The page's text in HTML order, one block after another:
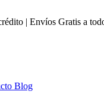
| Envíos Gratis a
Blog